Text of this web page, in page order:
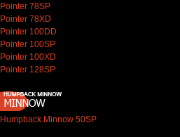
Pointer 78SP
Pointer 78XD
Pointer 100DD
Pointer 100SP
Pointer 100XD
Pointer 128SP
Humpback Minnow 50SP